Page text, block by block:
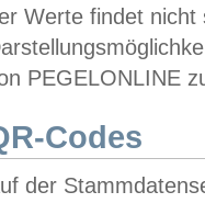
Werte findet
PEGELONLINE
Codes
der